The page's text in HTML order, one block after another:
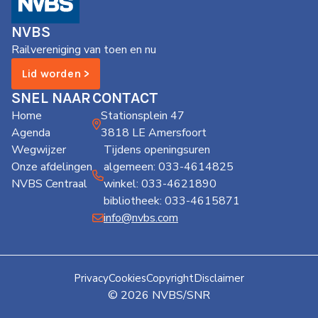
NVBS
Wegwijzer
Mijn
NVBS
NVBS
Railvereniging van toen en nu
Lid worden >
SNEL NAAR
Home
Agenda
Wegwijzer
Onze afdelingen
NVBS Centraal
CONTACT
Stationsplein 47
3818 LE Amersfoort
Tijdens openingsuren
algemeen: 033-4614825
winkel: 033-4621890
bibliotheek: 033-4615871
info@nvbs.com
© 2026 NVBS/SNR
PrivacyCookiesCopyrightDisclaimer